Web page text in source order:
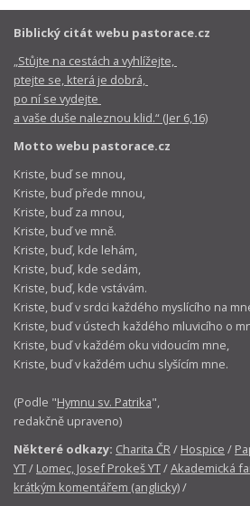
Biblický citát webu pastorace.cz
„Stůjte na cestách a vyhlížejte,
ptejte se, která je dobrá,
po ní se vydejte
a vaše duše naleznou klid.“ (Jer 6,16)
Motto webu pastorace.cz
Kriste, buď se mnou,
Kriste, buď přede mnou,
Kriste, buď za mnou,
Kriste, buď ve mně.
Kriste, buď, kde lehám,
Kriste, buď, kde sedám,
Kriste, buď, kde vstávám.
Kriste, buď v srdci každého myslícího na
Kriste, buď v ústech každého mluvicího o
Kriste, buď v každém oku vidoucím mne,
Kriste, buď v každém uchu slyšícím mne.
(Podle "Hymnu sv. Patrika",
redakčně upraveno)
Některé odkazy: Charita ČR/ Hospice /
YT/ Lomec, Josef Prokeš YT/Akademická
krátkým komentářem (anglicky)/